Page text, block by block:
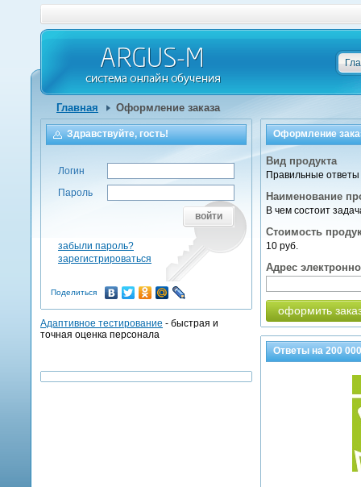
Главная Оформление заказа
Оформление
Вид продукта
Правильные ответы
Наименование
В чем состоит
Стоимость
10 руб.
Адрес
оформить
Ответы на200 000
Здравствуйте, гость!
Логин
Пароль
войти
забыли пароль?
зарегистрироваться
Поделиться
Адаптивное тестирование - быстрая и
точная оценка персонала